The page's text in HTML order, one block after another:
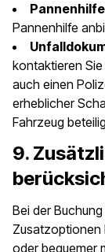
Pannenhilfe
kontaktieren
auch einen
erheblicher
Fahrzeug
9.
Bei der
Zusatzoptionen
oder bequemer